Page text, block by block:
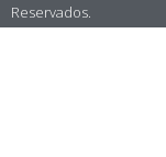
Reservados.